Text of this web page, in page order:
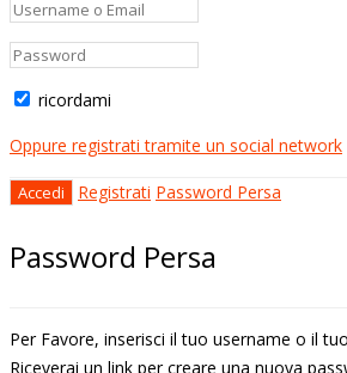
ricordami
Oppure registrati tramite un social network
Registrati Password Persa
Password Persa
Per Favore, inserisci il tuo username o il
Riceverai un link per creare una nuova